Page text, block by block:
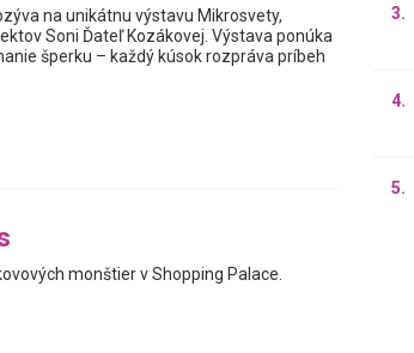
na unikátnu výstavu Mikrosvety,
Soni Ďateľ Kozákovej. Výstava ponúka
šperku – každý kúsok rozpráva príbeh
monštier v Shopping Palace.
3.
4.
5.